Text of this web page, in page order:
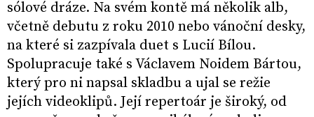
sólové dráze. Na svém kontě má několik alb,
včetně debutu z roku 2010 nebo vánoční desky,
na které si zazpívala duet s Lucií Bílou.
Spolupracuje také s Václavem Noidem Bártou,
který pro ni napsal skladbu a ujal se režie
jejích videoklipů. Její repertoár je široký, od